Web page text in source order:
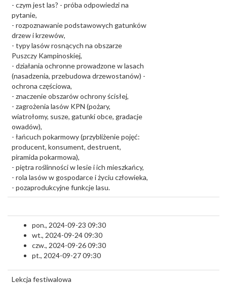
- czym jest las? - próba odpowiedzi na
pytanie,
- rozpoznawanie podstawowych gatunków
drzew i krzewów,
- typy lasów rosnących na obszarze
Puszczy Kampinoskiej,
- działania ochronne prowadzone w lasach
(nasadzenia, przebudowa drzewostanów) -
ochrona częściowa,
- znaczenie obszarów ochrony ścisłej,
- zagrożenia lasów KPN (pożary,
wiatrołomy, susze, gatunki obce, gradacje
owadów),
- łańcuch pokarmowy (przybliżenie pojęć:
producent, konsument, destruent,
piramida pokarmowa),
- piętra roślinności w lesie i ich mieszkańcy,
- rola lasów w gospodarce i życiu człowieka,
- pozaprodukcyjne funkcje lasu.
pon., 2024-09-23 09:30
wt., 2024-09-24 09:30
czw., 2024-09-26 09:30
pt., 2024-09-27 09:30
Lekcja festiwalowa